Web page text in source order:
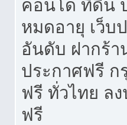
คอนโด ที่ดิน
หมดอายุ เว็บ
อันดับ ฝากร้า
ประกาศฟรี ก
ฟรี ทั่วไทย ล
ฟรี